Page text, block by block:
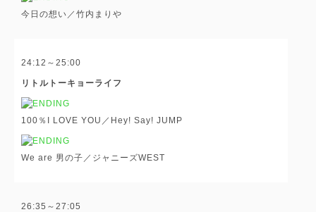
今日の想い／竹内まりや
24:12～25:00
リトルトーキョーライフ
100％I LOVE YOU／Hey! Say! JUMP
We are 男の子／ジャニーズWEST
26:35～27:05